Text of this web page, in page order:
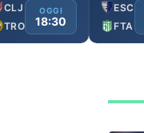
CLJ
TRO
OGGI
18:30
ESC
FTA